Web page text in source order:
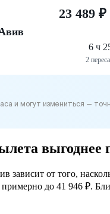
23 489 ₽
6 ч
2
и могут измениться —
от того,
до 41 946 ₽.